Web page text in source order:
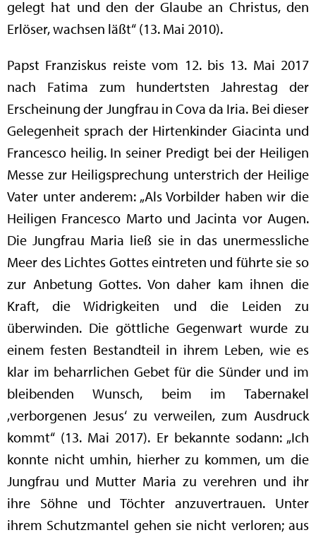
gelegt hat und den der Glaube an Christus, den
Erlöser, wachsen läßt“ (13. Mai 2010).
Papst Franziskus reiste vom 12. bis 13. Mai 2017
nach Fatima zum hundertsten Jahrestag der
Erscheinung der Jungfrau in Cova da Iria. Bei dieser
Gelegenheit sprach der Hirtenkinder Giacinta und
Francesco heilig. In seiner Predigt bei der Heiligen
Messe zur Heiligsprechung unterstrich der Heilige
Vater unter anderem: „Als Vorbilder haben wir die
Heiligen Francesco Marto und Jacinta vor Augen.
Die Jungfrau Maria ließ sie in das unermessliche
Meer des Lichtes Gottes eintreten und führte sie so
zur Anbetung Gottes. Von daher kam ihnen die
Kraft, die Widrigkeiten und die Leiden zu
überwinden. Die göttliche Gegenwart wurde zu
einem festen Bestandteil in ihrem Leben, wie es
klar im beharrlichen Gebet für die Sünder und im
bleibenden Wunsch, beim im Tabernakel
‚verborgenen Jesus‘ zu verweilen, zum Ausdruck
kommt“ (13. Mai 2017). Er bekannte sodann: „Ich
konnte nicht umhin, hierher zu kommen, um die
Jungfrau und Mutter Maria zu verehren und ihr
ihre Söhne und Töchter anzuvertrauen. Unter
ihrem Schutzmantel gehen sie nicht verloren; aus